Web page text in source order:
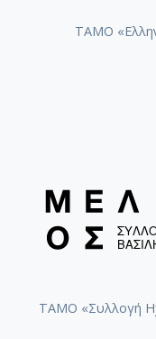
ΤΑΜΟ
ΤΑΜΟ «Συλλογή